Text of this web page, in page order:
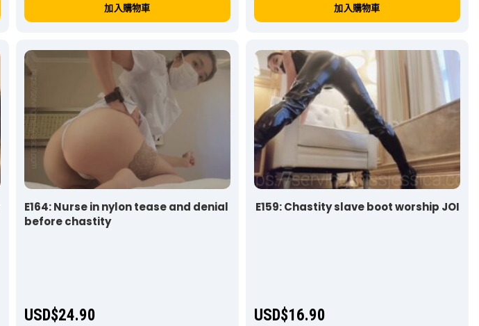
加入購物車 加入購物車
E164: Nurse in nylon tease and denial
before chastity
USD$24.90
E159: Chastity slave boot worship JOI
USD$16.90